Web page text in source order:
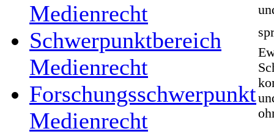
Medienrecht
Schwerpunktbereich
Medienrecht
Forschungsschwerpunkt
Medienrecht